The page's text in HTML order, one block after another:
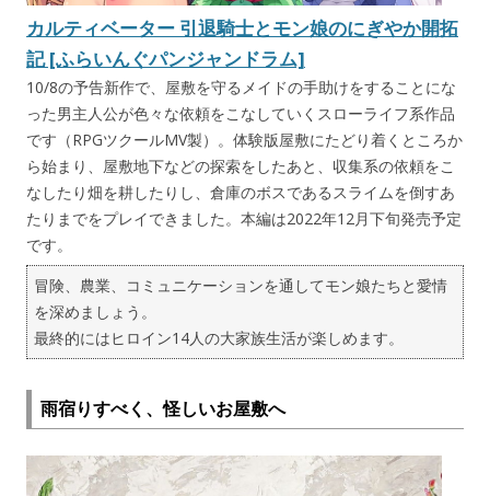
カルティベーター 引退騎士とモン娘のにぎやか開拓
記 [ふらいんぐパンジャンドラム]
10/8の予告新作で、屋敷を守るメイドの手助けをすることにな
った男主人公が色々な依頼をこなしていくスローライフ系作品
です（RPGツクールMV製）。体験版屋敷にたどり着くところか
ら始まり、屋敷地下などの探索をしたあと、収集系の依頼をこ
なしたり畑を耕したりし、倉庫のボスであるスライムを倒すあ
たりまでをプレイできました。本編は2022年12月下旬発売予定
です。
冒険、農業、コミュニケーションを通してモン娘たちと愛情
を深めましょう。
最終的にはヒロイン14人の大家族生活が楽しめます。
雨宿りすべく、怪しいお屋敷へ